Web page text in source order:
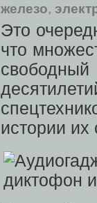
железо,
Это
что
истории их